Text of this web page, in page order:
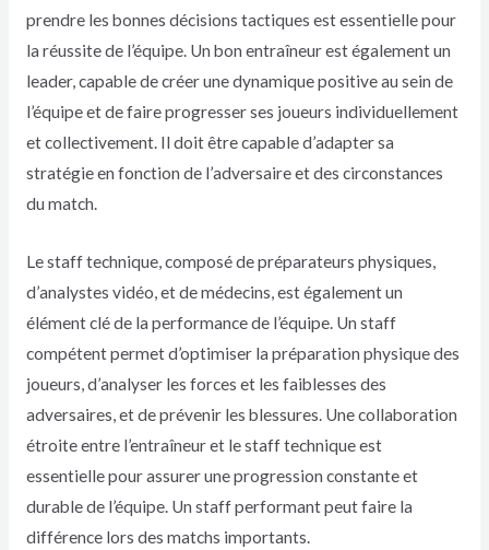
prendre les bonnes décisions tactiques est essentielle pour
la réussite de l’équipe. Un bon entraîneur est également un
leader, capable de créer une dynamique positive au sein de
l’équipe et de faire progresser ses joueurs individuellement
et collectivement. Il doit être capable d’adapter sa
stratégie en fonction de l’adversaire et des circonstances
du match.
Le staff technique, composé de préparateurs physiques,
d’analystes vidéo, et de médecins, est également un
élément clé de la performance de l’équipe. Un staff
compétent permet d’optimiser la préparation physique des
joueurs, d’analyser les forces et les faiblesses des
adversaires, et de prévenir les blessures. Une collaboration
étroite entre l’entraîneur et le staff technique est
essentielle pour assurer une progression constante et
durable de l’équipe. Un staff performant peut faire la
différence lors des matchs importants.